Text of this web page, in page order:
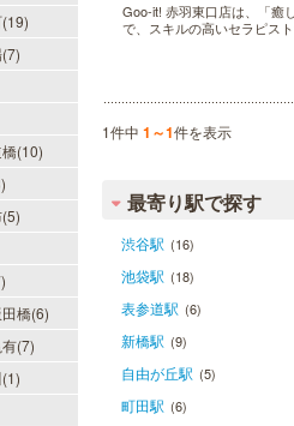
(10)
橋(6)
(7)
Goo-it! 赤羽東口店は、「癒
で、スキルの高いセラピス
1件中 1～1件を表示
最寄り駅で探す
渋谷駅 (16)
池袋駅 (18)
表参道駅 (6)
新橋駅 (9)
自由が丘駅 (5)
町田駅 (6)